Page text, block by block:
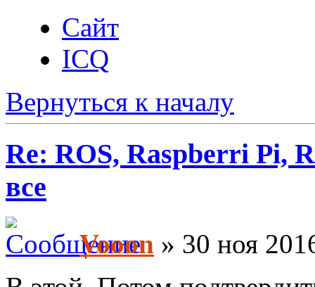
Сайт
ICQ
Вернуться к началу
Re: ROS, Raspberri Pi,
все
Vooon » 30 ноя